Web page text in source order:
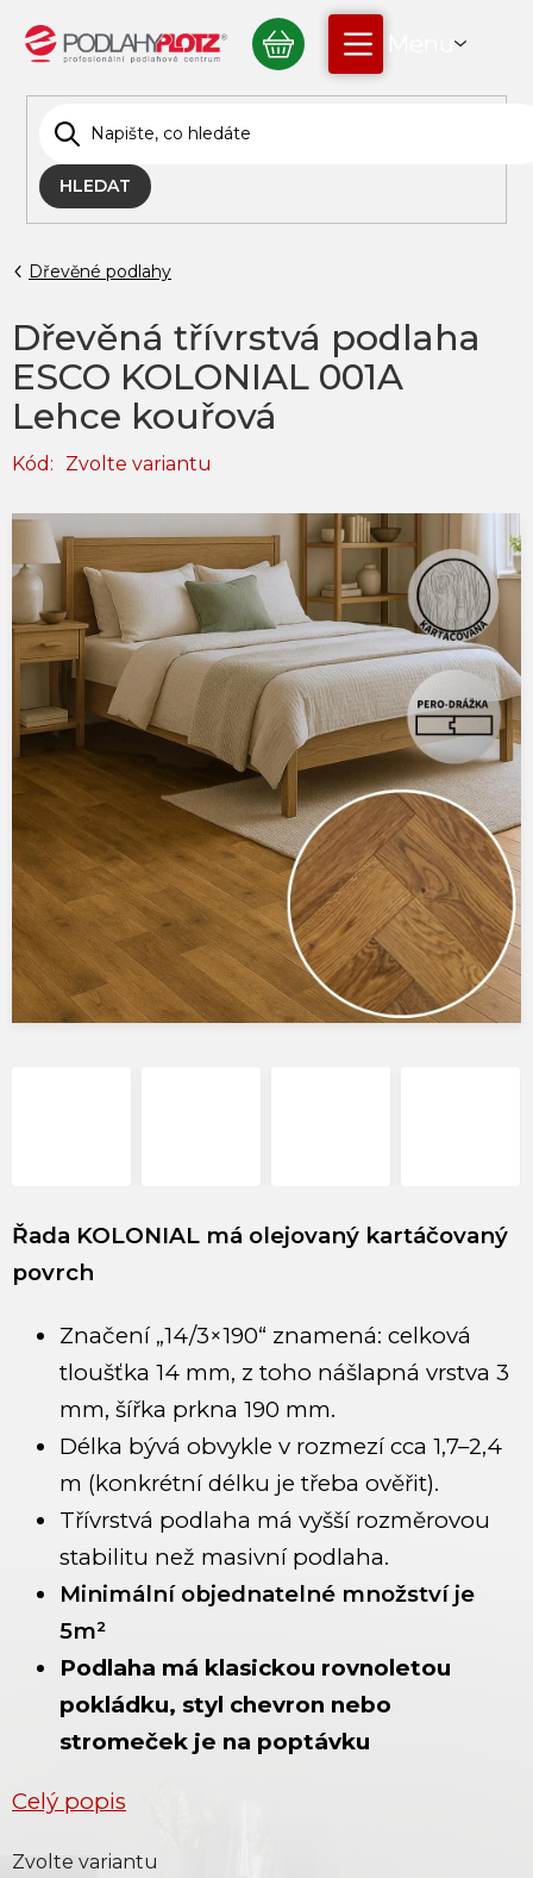
obsah
HLEDAT
NÁKUPNÍ
KOŠÍK
Dřevěné podlahy
Dřevěná třívrstvá podlaha
ESCO KOLONIAL 001A
Lehce kouřová
Kód: Zvolte variantu
Řada KOLONIAL má olejovaný kartáčovaný
povrch
Značení „14/3×190“ znamená: celková
tloušťka 14 mm, z toho nášlapná vrstva 3
mm, šířka prkna 190 mm.
Délka bývá obvykle v rozmezí cca 1,7–2,4
m (konkrétní délku je třeba ověřit).
Třívrstvá podlaha má vyšší rozměrovou
stabilitu než masivní podlaha.
Minimální objednatelné množství je
5m²
Podlaha má klasickou rovnoletou
pokládku, styl chevron nebo
stromeček je na poptávku
Celý popis
Zvolte variantu